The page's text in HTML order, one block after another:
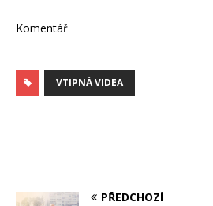
Komentář
VTIPNÁ VIDEA
PŘEDCHOZÍ